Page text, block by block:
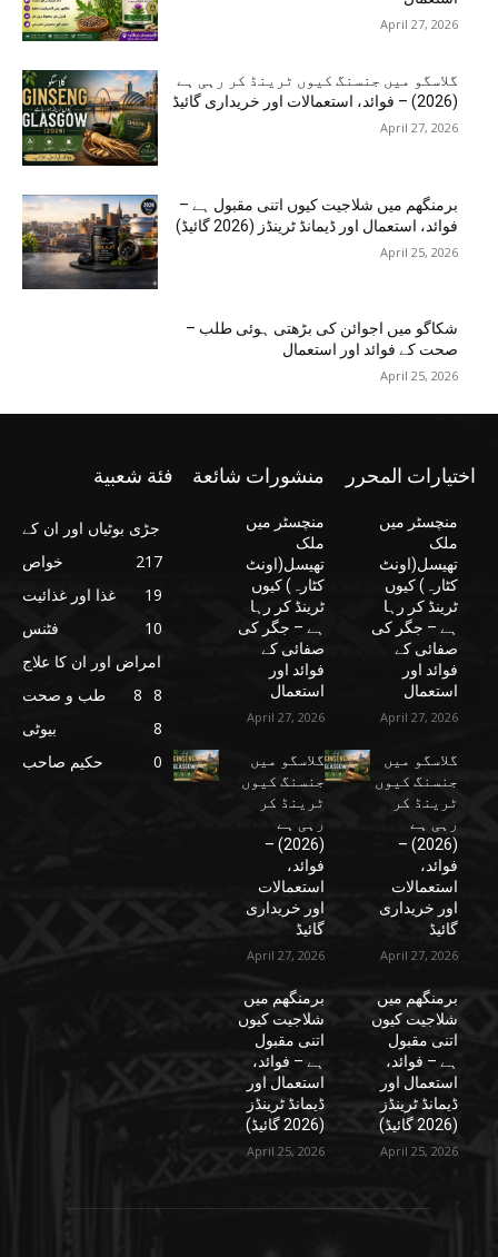
April 27, 2026
گلاسگو میں جنسنگ کیوں ٹرینڈ کر رہی ہے
(2026) – فوائد، استعمالات اور خریداری گائیڈ
April 27, 2026
برمنگھم میں شلاجیت کیوں اتنی مقبول ہے –
فوائد، استعمال اور ڈیمانڈ ٹرینڈز (2026 گائیڈ)
April 25, 2026
شکاگو میں اجوائن کی بڑھتی ہوئی طلب –
صحت کے فوائد اور استعمال
April 25, 2026
اختيارات المحرر
منچسٹر میں
ملک
تھیسل(اونٹ
کٹارہ) کیوں
ٹرینڈ کر رہا
ہے – جگر کی
صفائی کے
فوائد اور
استعمال
April 27, 2026
گلاسگو میں
جنسنگ کیوں
ٹرینڈ کر
رہی ہے
(2026) –
فوائد،
استعمالات
اور خریداری
گائیڈ
April 27, 2026
برمنگھم میں
شلاجیت کیوں
اتنی مقبول
ہے – فوائد،
استعمال اور
ڈیمانڈ ٹرینڈز
(2026 گائیڈ)
April 25, 2026
منشورات شائعة
منچسٹر میں
ملک
تھیسل(اونٹ
کٹارہ) کیوں
ٹرینڈ کر رہا
ہے – جگر کی
صفائی کے
فوائد اور
استعمال
April 27, 2026
گلاسگو میں
جنسنگ کیوں
ٹرینڈ کر
رہی ہے
(2026) –
فوائد،
استعمالات
اور خریداری
گائیڈ
April 27, 2026
برمنگھم میں
شلاجیت کیوں
اتنی مقبول
ہے – فوائد،
استعمال اور
ڈیمانڈ ٹرینڈز
(2026 گائیڈ)
April 25, 2026
فئة شعبية
جڑی بوٹیاں اور ان کے
خواص
217
غذا اور غذائیت
19
فٹنس
10
امراض اور ان کا علاج
8
طب و صحت
8
بیوٹی
8
حکیم صاحب
0